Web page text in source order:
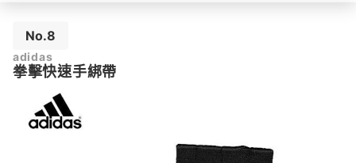
No.8
adidas
拳擊快速手綁帶